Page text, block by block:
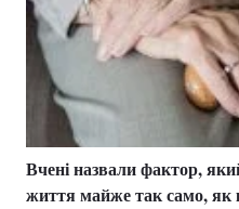
Вчені назвали фактор,
життя майже так само, як